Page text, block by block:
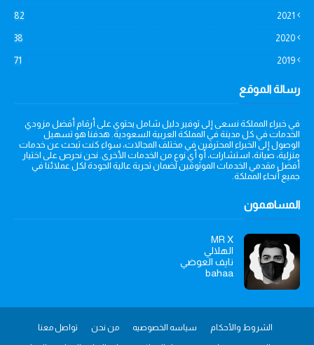
2021
82
2020
38
2019
71
رسالة الموقع
في خبراء المملكة نسعى إلى توفير دليل شامل يحتوي على أرقام أفضل مزودي
الخدمات في كل مدينة في المملكة العربية السعودية. هدفنا هو تسهيل
الوصول إلى الخبراء المحترفين في مختلف المجالات، سواء كنت تبحث عن خدمات
منزلية، صيانة، استشارات، أو أي نوع من الخدمات الأخرى. نحن نحرص على اختيار
أفضل مقدمي الخدمات الموثوقين لضمان تجربة عالية الجودة لكل عملائنا في
جميع أنحاء المملكة.
المساهمون
MR X
الهلالي
نايف العوضي
bahaa
الشروط والأحكام سياسه الخصوصيه من نحن تواصل معنا